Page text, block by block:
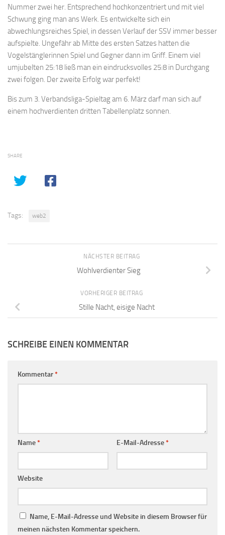
Nummer zwei her. Entsprechend hochkonzentriert und mit viel
Schwung ging man ans Werk. Es entwickelte sich ein
abwechlungsreiches Spiel, in dessen Verlauf der SSV immer besser
aufspielte. Ungefähr ab Mitte des ersten Satzes hatten die
Vogelstänglerinnen Spiel und Gegner dann im Griff. Einem viel
umjubelten 25:18 ließ man ein eindrucksvolles 25:8 in Durchgang
zwei folgen. Der zweite Erfolg war perfekt!
Bis zum 3. Verbandsliga-Spieltag am 6. März darf man sich auf
einem hochverdienten dritten Tabellenplatz sonnen.
SHARE
Tags: web2
NÄCHSTER BEITRAG
Wohlverdienter Sieg
VORHERIGER BEITRAG
Stille Nacht, eisige Nacht
SCHREIBE EINEN KOMMENTAR
Kommentar*
Name* E-Mail-Adresse*
Website
Name, E-Mail-Adresse und Website in diesem Browser für
meinen nächsten Kommentar speichern.